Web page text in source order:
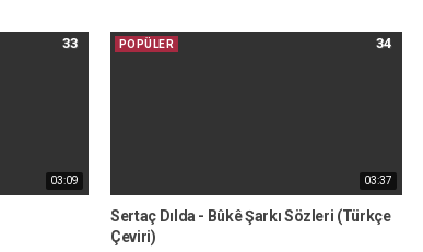
03:09
33
03:37
34
POPÜLER
Sertaç Dılda - Bûkê Şarkı Sözleri (Türkçe
Çeviri)